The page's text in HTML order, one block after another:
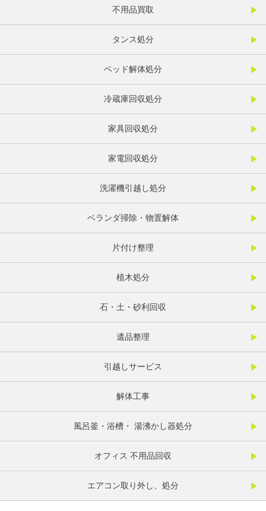
不用品買取
タンス処分
ベッド解体処分
冷蔵庫回収処分
家具回収処分
家電回収処分
洗濯機引越し処分
ベランダ掃除・物置解体
片付け整理
植木処分
石・土・砂利回収
遺品整理
引越しサービス
解体工事
風呂釜・浴槽・ 湯沸かし器処分
オフィス 不用品回収
エアコン取り外し、処分